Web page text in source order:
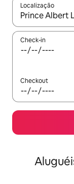
Localização
Quando os
Check-in
Checkout